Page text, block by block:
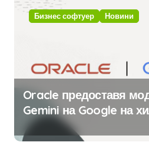
Бизнес софтуер Новини
Oracle предоставя
Gemini на Google на
клиенти на бизнес
приложения